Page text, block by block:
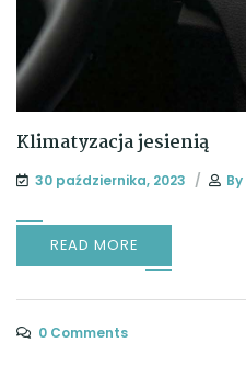
Klimatyzacja jesienią
30 października, 2023 By
READ MORE
0 Comments